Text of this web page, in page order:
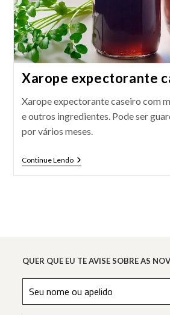
Xarope expectorante
Xarope expectorante caseiro com
e outros ingredientes. Pode ser
por vários meses.
Continue LendoXarope
Expectorante
QUER QUE EU TE AVISE SOBRE AS